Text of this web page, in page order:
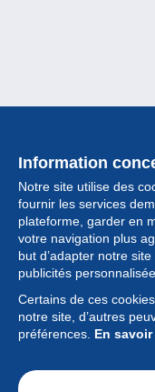
Information
Notre site utilise des
fournir les services
plateforme, garder en
votre navigation plus
but d’adapter notre
publicités
Certains de ces
notre site, d’autres
préférences. En
Collection
Actualités
Fonctionnalités
Société